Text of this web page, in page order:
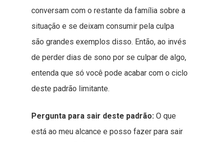
conversam com o restante da família sobre a
situação e se deixam consumir pela culpa
são grandes exemplos disso. Então, ao invés
de perder dias de sono por se culpar de algo,
entenda que só você pode acabar com o ciclo
deste padrão limitante.
Pergunta para sair deste padrão: O que
está ao meu alcance e posso fazer para sair